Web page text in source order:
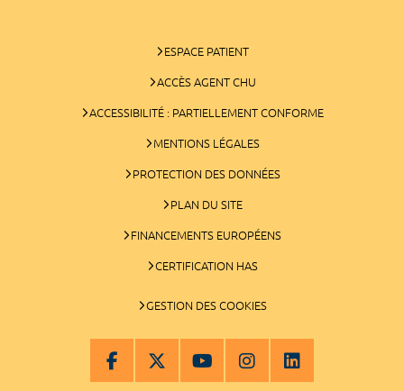
ESPACE PATIENT
ACCÈS AGENT CHU
ACCESSIBILITÉ : PARTIELLEMENT CONFORME
MENTIONS LÉGALES
PROTECTION DES DONNÉES
PLAN DU SITE
FINANCEMENTS EUROPÉENS
CERTIFICATION HAS
GESTION DES COOKIES